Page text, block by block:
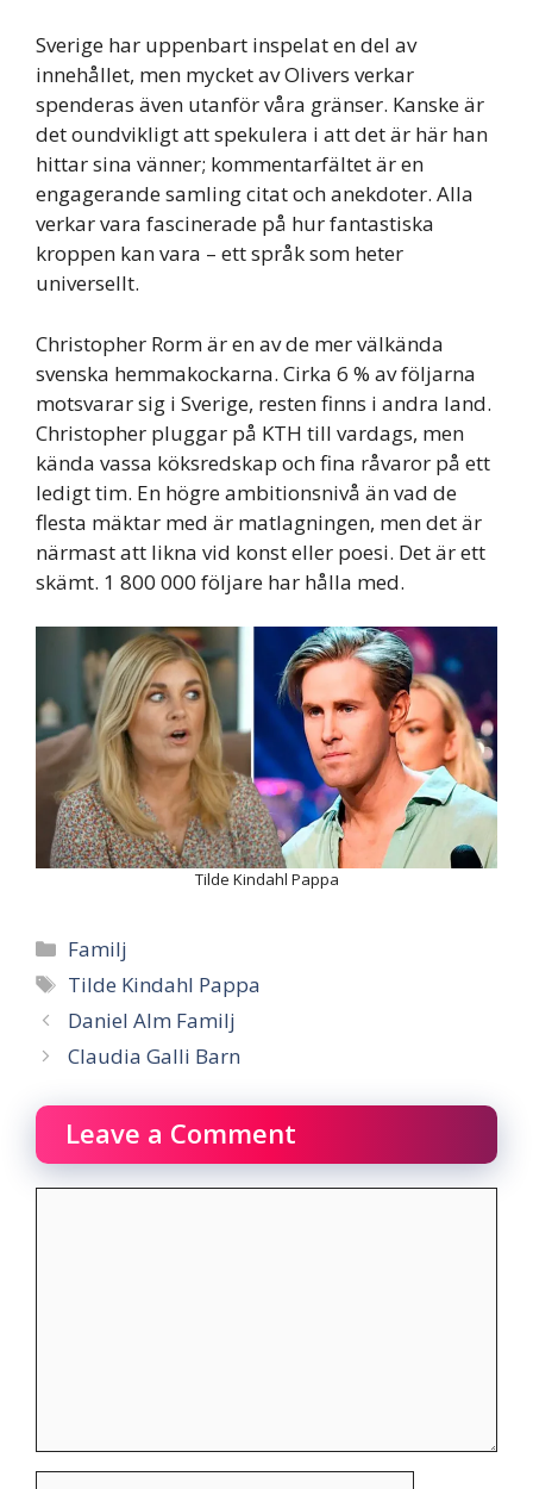
Sverige har uppenbart inspelat en del av
innehållet, men mycket av Olivers verkar
spenderas även utanför våra gränser. Kanske är
det oundvikligt att spekulera i att det är här han
hittar sina vänner; kommentarfältet är en
engagerande samling citat och anekdoter. Alla
verkar vara fascinerade på hur fantastiska
kroppen kan vara – ett språk som heter
universellt.
Christopher Rorm är en av de mer välkända
svenska hemmakockarna. Cirka 6 % av följarna
motsvarar sig i Sverige, resten finns i andra land.
Christopher pluggar på KTH till vardags, men
kända vassa köksredskap och fina råvaror på ett
ledigt tim. En högre ambitionsnivå än vad de
flesta mäktar med är matlagningen, men det är
närmast att likna vid konst eller poesi. Det är ett
skämt. 1 800 000 följare har hålla med.
Tilde Kindahl Pappa
Categories
Familj
Tags
Tilde Kindahl Pappa
Daniel Alm Familj
Claudia Galli Barn
Leave a Comment